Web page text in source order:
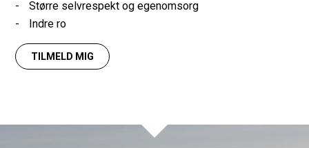
Større selvrespekt og egenomsorg
Indre ro
TILMELD MIG